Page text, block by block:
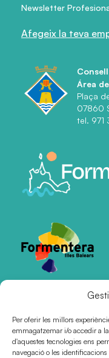
Per oferir les millors
emmagatzemar i/o accedir a
d'aquestes tecnologies ens
navegació o les
Newsletter
Afegeix la teva
Área
Plaça
07860
tel. 971